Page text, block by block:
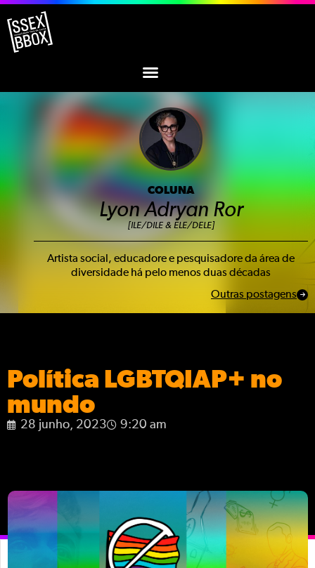
COLUNA
Lyon Adryan Ror
[ILE/DILE & ELE/DELE]
Artista social, educadore e pesquisadore da área de
diversidade há pelo menos duas décadas
Outras postagens
Política LGBTQIAP+ no
mundo
28 junho, 2023 9:20 am